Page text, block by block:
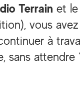
Terrain et
vous
à
sans attendre